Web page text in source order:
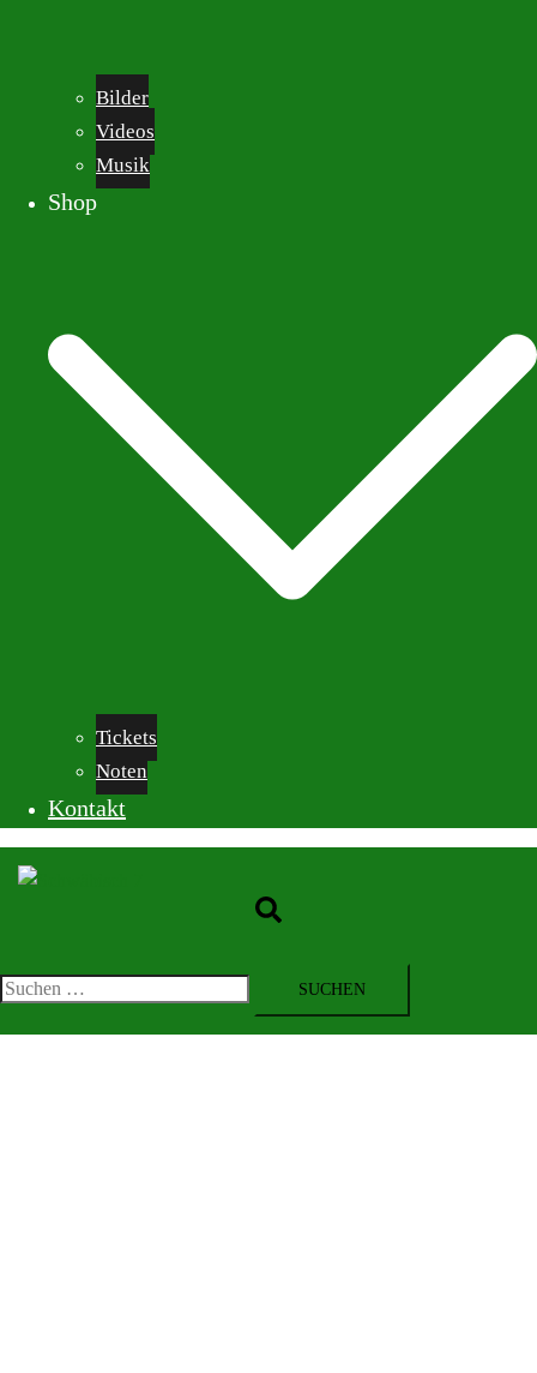
Bilder
Videos
Musik
Shop
Tickets
Noten
Kontakt